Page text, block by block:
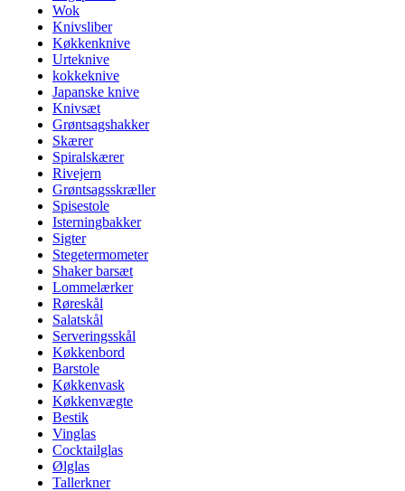
Wok
Knivsliber
Køkkenknive
Urteknive
kokkeknive
Japanske knive
Knivsæt
Grøntsagshakker
Skærer
Spiralskærer
Rivejern
Grøntsagsskræller
Spisestole
Isterningbakker
Sigter
Stegetermometer
Shaker barsæt
Lommelærker
Røreskål
Salatskål
Serveringsskål
Køkkenbord
Barstole
Køkkenvask
Køkkenvægte
Bestik
Vinglas
Cocktailglas
Ølglas
Tallerkner